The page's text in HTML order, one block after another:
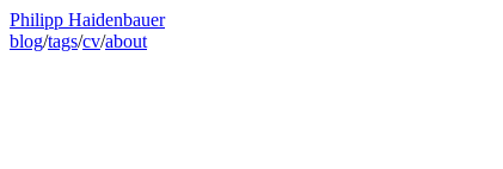
Philipp Haidenbauer
blog/tags/cv/about